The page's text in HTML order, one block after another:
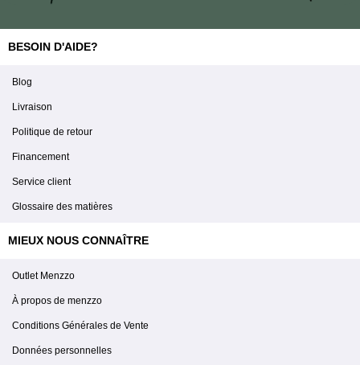
BESOIN D'AIDE?
Blog
Livraison
Politique de retour
Financement
Service client
Glossaire des matières
MIEUX NOUS CONNAÎTRE
Outlet Menzzo
À propos de menzzo
Conditions Générales de Vente
Données personnelles